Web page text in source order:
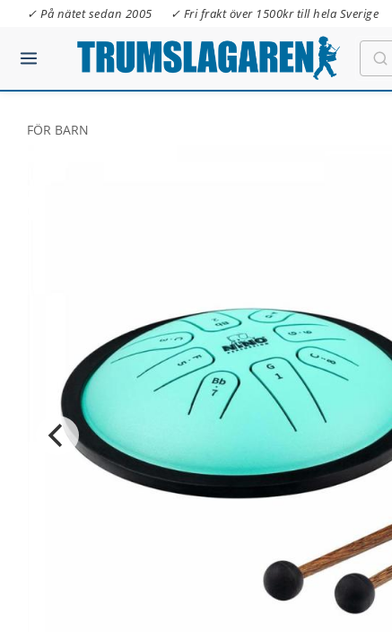
✓ På nätet sedan 2005 ✓ Fri frakt över 1500kr till hela Sverige
FÖR BARN